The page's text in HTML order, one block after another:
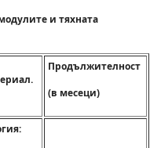
и тяхната
Продължителност
(в месеци)